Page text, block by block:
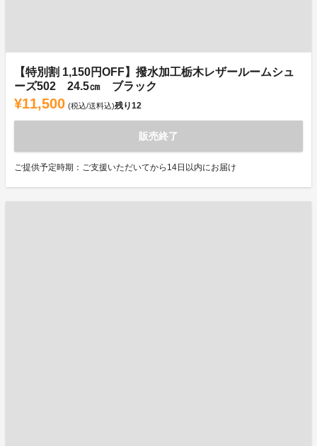
【特別割 1,150円OFF】撥水加工栃木レザールームシュ
ーズ502 24.5㎝ ブラック
¥11,500 (税込/送料込)残り12
販売終了
ご提供予定時期：ご支援いただいてから14日以内にお届け